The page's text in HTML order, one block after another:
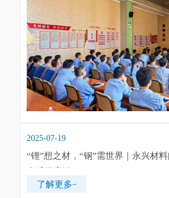
2025-07-19
“锂”想之材，“钢”需世界｜永兴材
全球供应链
了解更多